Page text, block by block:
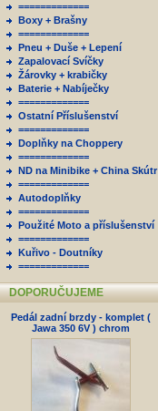
=============
Boxy + Brašny
=============
Pneu + Duše + Lepení
Zapalovací Svíčky
Žárovky + krabičky
Baterie + Nabíječky
=============
Ostatní Příslušenství
=============
Doplňky na Choppery
=============
ND na Minibike + China Skútr
=============
Autodoplňky
=============
Použité Moto a příslušenství
=============
Kuřivo - Doutníky
=============
DOPORUČUJEME
Pedál zadní brzdy - komplet (
Jawa 350 6V ) chrom